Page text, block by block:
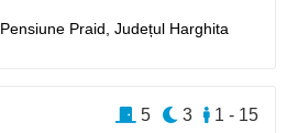
Pensiune Praid,Județul Harghita
1 - 15
3
5